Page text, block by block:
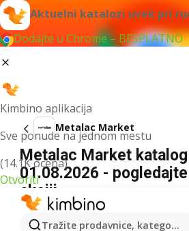
Aktuelni katalozi uvek pri
Dodajte u Chrome – BESPLATNO
Kimbino aplikacija
Sve ponude na jednom mestu
(14.1K ocena)
Otvoriti
Tražite prodavnice,
Metalac Market
Metalac Market katalog
01.08.2026 -
akciji